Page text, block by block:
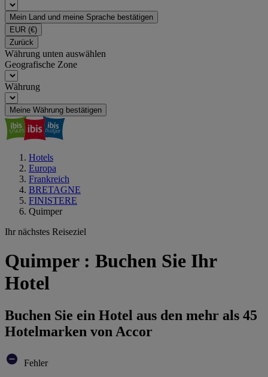
Mein Land und meine Sprache bestätigen
EUR (€)
Zurück
Währung unten auswählen
Geografische Zone
Währung
Meine Währung bestätigen
Hotels
Europa
Frankreich
BRETAGNE
FINISTERE
Quimper
Ihr nächstes Reiseziel
Quimper : Buchen Sie Ihr
Hotel
Buchen Sie ein Hotel aus den mehr als 45
Hotelmarken von Accor
Fehler